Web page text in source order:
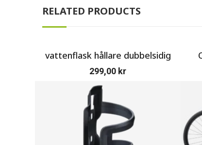
RELATED PRODUCTS
vattenflask hållare dubbelsidig
299,00 kr